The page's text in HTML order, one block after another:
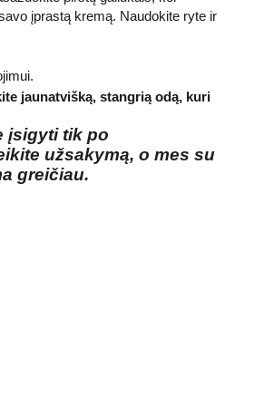
įprastą kremą. Naudokite ryte ir
jaunatvišką, stangrią odą, kuri
įsigyti tik po
užsakymą, o mes su
greičiau.